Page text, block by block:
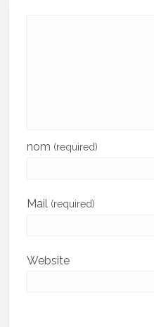
nom (required)
Mail (required)
Website